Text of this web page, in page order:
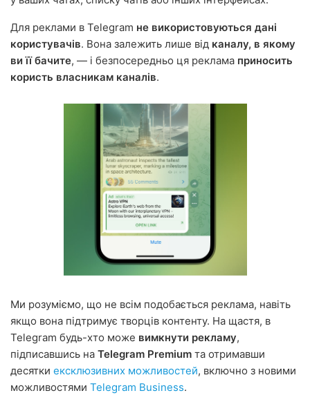
Для реклами в Telegram не використовуються дані
користувачів. Вона залежить лише від каналу, в якому
ви її бачите, — і безпосередньо ця реклама приносить
користь власникам каналів.
Ми розуміємо, що не всім подобається реклама, навіть
якщо вона підтримує творців контенту. На щастя, в
Telegram будь-хто може вимкнути рекламу,
підписавшись на Telegram Premium та отримавши
десятки ексклюзивних можливостей, включно з новими
можливостями Telegram Business.